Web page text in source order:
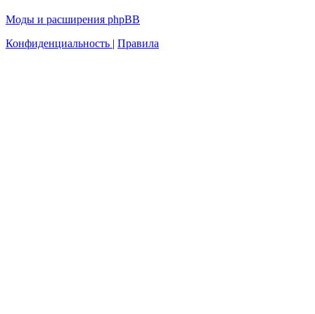
Моды и расширения phpBB
Конфиденциальность | Правила